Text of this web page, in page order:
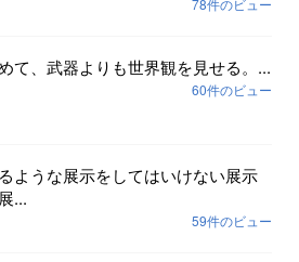
78件のビュー
て、武器よりも世界観を見せる。...
60件のビュー
ような展示をしてはいけない展示
...
59件のビュー